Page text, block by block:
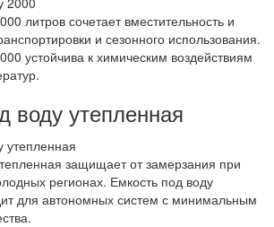
литров сочетает вместительность и
и сезонного использования.
устойчива к химическим воздействиям
воду утепленная
защищает от замерзания при
регионах. Емкость под воду
для автономных систем с минимальным